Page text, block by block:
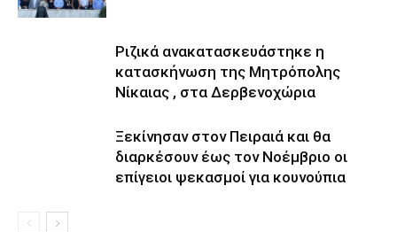
Ριζικά ανακατασκευάστηκε η
κατασκήνωση της Μητρόπολης
Νίκαιας , στα Δερβενοχώρια
Ξεκίνησαν στον Πειραιά και θα
διαρκέσουν έως τον Νοέμβριο οι
επίγειοι ψεκασμοί για κουνούπια